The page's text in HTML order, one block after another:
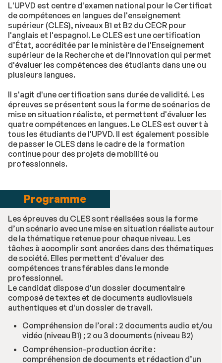
L'UPVD est centre d'examen national pour le Certificat
de compétences en langues de l'enseignement
supérieur (CLES), niveaux B1 et B2 du CECR pour
l'anglais et l'espagnol. Le CLES est une certification
d’État, accréditée par le ministère de l'Enseignement
supérieur de la Recherche et de l'Innovation qui permet
d'évaluer les compétences des étudiants dans une ou
plusieurs langues.
Il s'agit d'une certification sans durée de validité. Les
épreuves se présentent sous la forme de scénarios de
mise en situation réaliste, et permettent d'évaluer les
quatre compétences en langues. Le CLES est ouvert à
tous les étudiants de l'UPVD. Il est également possible
de passer le CLES dans le cadre de la formation
continue pour des projets de mobilité ou
professionnels.
Programme
Les épreuves du CLES sont réalisées sous la forme
d’un scénario avec une mise en situation réaliste autour
de la thématique retenue pour chaque niveau. Les
tâches à accomplir sont ancrées dans des thématiques
de société. Elles permettent d’évaluer des
compétences transférables dans le monde
professionnel.
Le candidat dispose d'un dossier documentaire
composé de textes et de documents audiovisuels
authentiques et d'un dossier de travail.
Compréhension de l’oral : 2 documents audio et/ou
vidéo (niveau B1) ; 2 ou 3 documents (niveau B2)
Compréhension-production écrite :
compréhension de documents et rédaction d’un